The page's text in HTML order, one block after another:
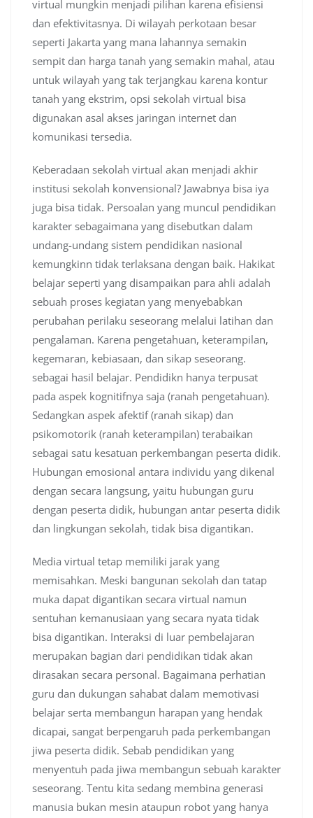
virtual mungkin menjadi pilihan karena efisiensi
dan efektivitasnya. Di wilayah perkotaan besar
seperti Jakarta yang mana lahannya semakin
sempit dan harga tanah yang semakin mahal, atau
untuk wilayah yang tak terjangkau karena kontur
tanah yang ekstrim, opsi sekolah virtual bisa
digunakan asal akses jaringan internet dan
komunikasi tersedia.
Keberadaan sekolah virtual akan menjadi akhir
institusi sekolah konvensional? Jawabnya bisa iya
juga bisa tidak. Persoalan yang muncul pendidikan
karakter sebagaimana yang disebutkan dalam
undang-undang sistem pendidikan nasional
kemungkinn tidak terlaksana dengan baik. Hakikat
belajar seperti yang disampaikan para ahli adalah
sebuah proses kegiatan yang menyebabkan
perubahan perilaku seseorang melalui latihan dan
pengalaman. Karena pengetahuan, keterampilan,
kegemaran, kebiasaan, dan sikap seseorang.
sebagai hasil belajar. Pendidikn hanya terpusat
pada aspek kognitifnya saja (ranah pengetahuan).
Sedangkan aspek afektif (ranah sikap) dan
psikomotorik (ranah keterampilan) terabaikan
sebagai satu kesatuan perkembangan peserta didik.
Hubungan emosional antara individu yang dikenal
dengan secara langsung, yaitu hubungan guru
dengan peserta didik, hubungan antar peserta didik
dan lingkungan sekolah, tidak bisa digantikan.
Media virtual tetap memiliki jarak yang
memisahkan. Meski bangunan sekolah dan tatap
muka dapat digantikan secara virtual namun
sentuhan kemanusiaan yang secara nyata tidak
bisa digantikan. Interaksi di luar pembelajaran
merupakan bagian dari pendidikan tidak akan
dirasakan secara personal. Bagaimana perhatian
guru dan dukungan sahabat dalam memotivasi
belajar serta membangun harapan yang hendak
dicapai, sangat berpengaruh pada perkembangan
jiwa peserta didik. Sebab pendidikan yang
menyentuh pada jiwa membangun sebuah karakter
seseorang. Tentu kita sedang membina generasi
manusia bukan mesin ataupun robot yang hanya